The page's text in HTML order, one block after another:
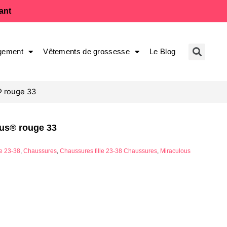
Vêtements de grossesse Le Blog
rouge 33
rouge 33
23-38, Chaussures, Chaussures fille 23-38 Chaussures, Miraculous